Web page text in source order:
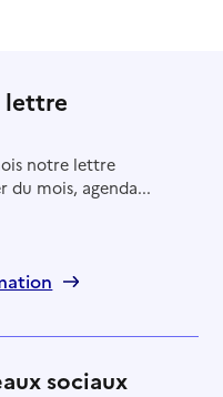
lettre
notre lettre
du mois, agenda...
sociaux